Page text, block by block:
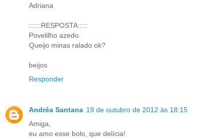
Adriana
::::::RESPOSTA:::::
Povelilho azedo.
Queijo minas ralado ok?
beijos
Responder
Andréa Santana 19 de outubro de 2012 às 18:15
Amiga,
eu amo esse bolo, que delícia!